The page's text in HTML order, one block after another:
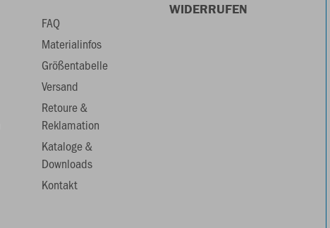
FAQ
Materialinfos
Größentabelle
Versand
Retoure &
Reklamation
Kataloge &
Downloads
Kontakt
WIDERRUFEN